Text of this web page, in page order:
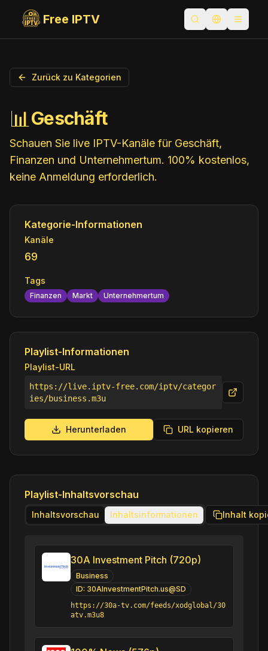
Free IPTV Suche öffnen
Sprache
Zurück zu Kategorien
📊 Geschäft
Schauen Sie live IPTV-Kanäle für Geschäft,
Finanzen und Unternehmertum. 100% kostenlos,
keine Anmeldung erforderlich.
Kategorie-Informationen
Kanäle
69
Tags
Finanzen Markt Unternehmertum
Playlist-Informationen
Playlist-URL
https://live.iptv-free.com/iptv/categor
ies/business.m3u
Herunterladen URL kopieren
Playlist-Inhaltsvorschau
Inhaltsvorschau Inhaltsinformationen Inhalt
30A Investment Pitch (720p)
Business
ID: 30AInvestmentPitch.us@SD
https://30a-tv.com/feeds/xodglobal/30
atv.m3u8